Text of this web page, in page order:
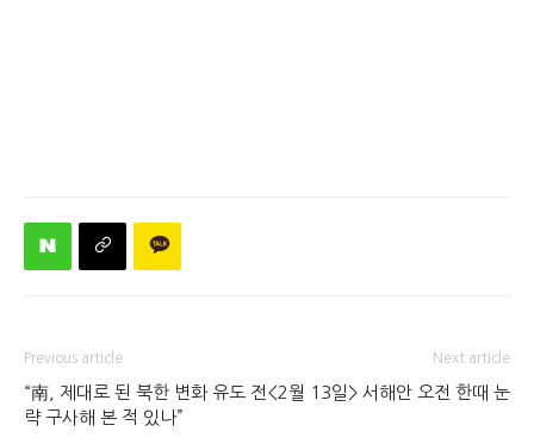
Previous article
“南, 제대로 된 북한 변화 유도 전
략 구사해 본 적 있나”
Next article
<2월 13일> 서해안 오전 한때 눈